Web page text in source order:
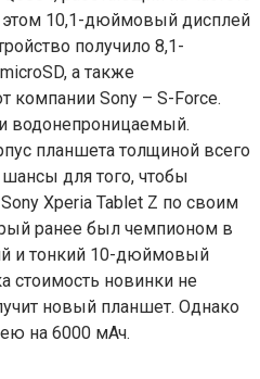
этом 10,1-дюймовый дисплей
получило 8,1-
а также
компании Sony – S-Force.
водонепроницаемый.
планшета толщиной всего
для того, чтобы
Xperia Tablet Z по своим
ранее был чемпионом в
и тонкий 10-дюймовый
стоимость новинки не
новый планшет. Однако
на 6000 мАч.